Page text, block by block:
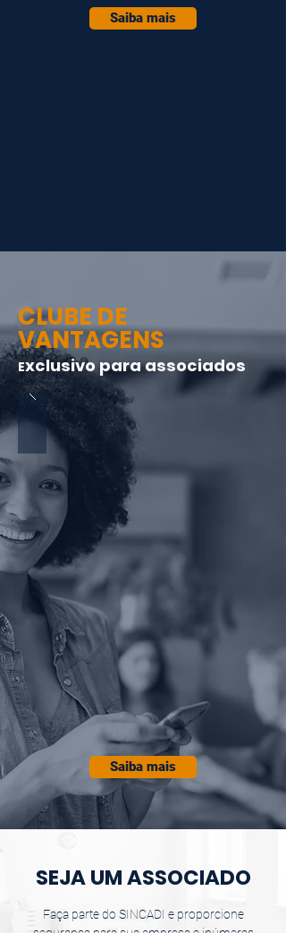
Saiba mais
CLUBE DE
VANTAGENS
Exclusivo para associados
Saiba mais
SEJA UM ASSOCIADO
Faça parte do SINCADI e proporcione